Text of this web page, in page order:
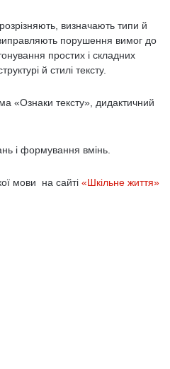
визначають типи й
порушення вимог до
простих і складних
й стилі тексту.
«Ознаки тексту», дидактичний
і формування вмінь.
мови на сайті «Шкільне життя»